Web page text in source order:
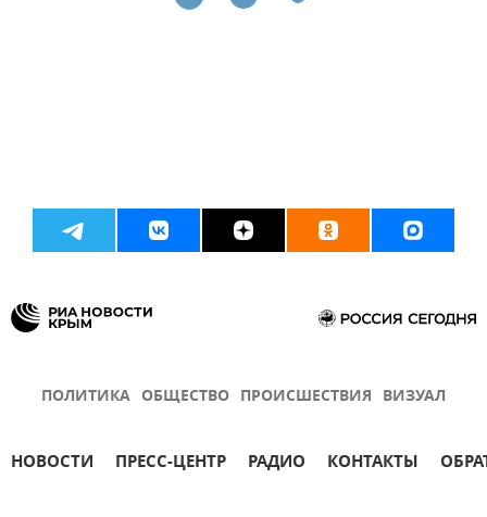
ПОЛИТИКА ОБЩЕСТВО ПРОИСШЕСТВИЯ ВИЗУАЛ
НОВОСТИ ПРЕСС-ЦЕНТР РАДИО КОНТАКТЫ